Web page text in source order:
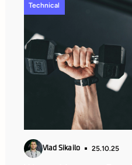
Technical
Vlad Sikailo 25.10.25